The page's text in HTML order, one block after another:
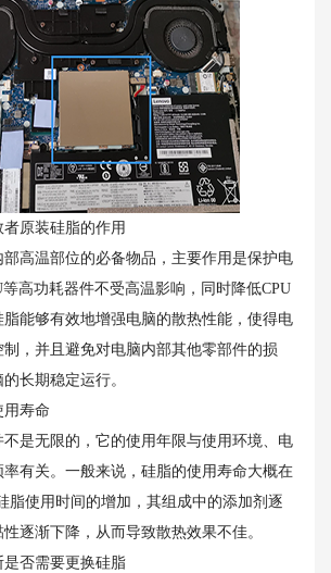
原装硅脂的作用
温部位的必备物品，主要作用是保护电
等高功耗器件不受高温影响，同时降低CPU
脂能够有效地增强电脑的散热性能，使得电
，并且避免对电脑内部其他零部件的损
长期稳定运行。
寿命
无限的，它的使用年限与使用环境、电
有关。一般来说，硅脂的使用寿命大概在
脂使用时间的增加，其组成中的添加剂逐
逐渐下降，从而导致散热效果不佳。
否需要更换硅脂